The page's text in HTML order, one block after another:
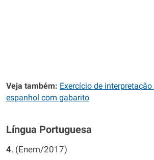
Veja também: Exercício de
espanhol com gabarito
Língua Portuguesa
4. (Enem/2017)